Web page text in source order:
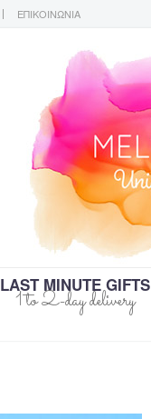
ΕΠΙΚΟΙΝΩΝΙΑ
LAST MINUTE GIFTS